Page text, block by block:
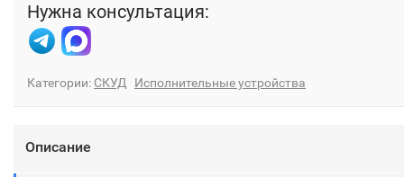
Нужна консультация:
Категории: СКУД Исполнительные устройства
Описание